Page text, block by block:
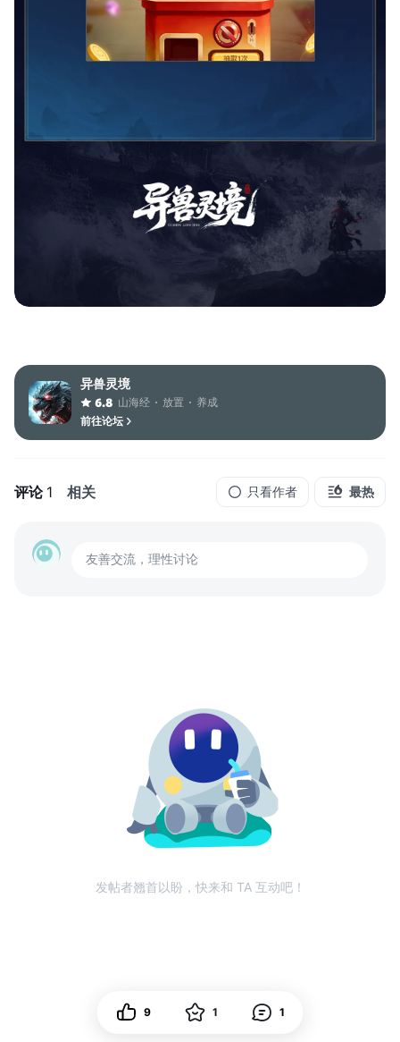
异兽灵境
6.8 山海经 放置
养成
前往论坛
评论 1 相关 只看作者 最热
友善交流，理性讨论
发帖者翘首以盼，快来和 TA 互动吧！
9 1 1